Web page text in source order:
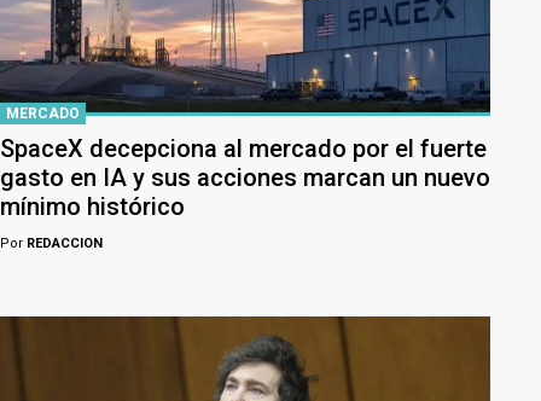
MERCADO
SpaceX decepciona al mercado por el fuerte
gasto en IA y sus acciones marcan un nuevo
mínimo histórico
Por REDACCION